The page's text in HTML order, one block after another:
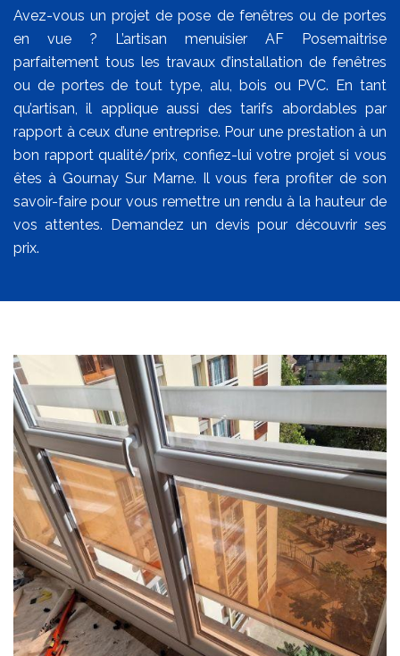
Avez-vous un projet de pose de fenêtres ou de portes
en vue ? L’artisan menuisier AF Posemaitrise
parfaitement tous les travaux d’installation de fenêtres
ou de portes de tout type, alu, bois ou PVC. En tant
qu’artisan, il applique aussi des tarifs abordables par
rapport à ceux d’une entreprise. Pour une prestation à un
bon rapport qualité/prix, confiez-lui votre projet si vous
êtes à Gournay Sur Marne. Il vous fera profiter de son
savoir-faire pour vous remettre un rendu à la hauteur de
vos attentes. Demandez un devis pour découvrir ses
prix.